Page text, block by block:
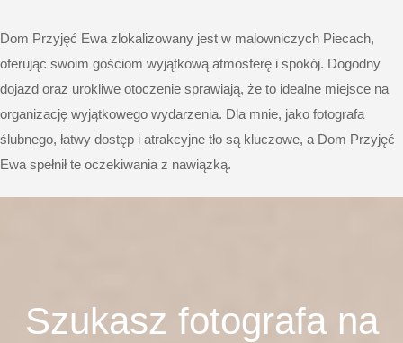
Dom Przyjęć Ewa zlokalizowany jest w malowniczych Piecach,
oferując swoim gościom wyjątkową atmosferę i spokój. Dogodny
dojazd oraz urokliwe otoczenie sprawiają, że to idealne miejsce na
organizację wyjątkowego wydarzenia. Dla mnie, jako fotografa
ślubnego, łatwy dostęp i atrakcyjne tło są kluczowe, a Dom Przyjęć
Ewa spełnił te oczekiwania z nawiązką.
Szukasz fotografa na